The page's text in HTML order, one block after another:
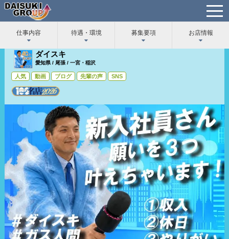
仕事内容 待遇・環境 募集要項 お店情報
t
o
g
e
i
o
n
8/6 12:08 店長ブログ更新
ダイスキ
愛知県/ 尾張/ 一宮・稲沢
人気 動画 ブログ 先輩の声 SNS